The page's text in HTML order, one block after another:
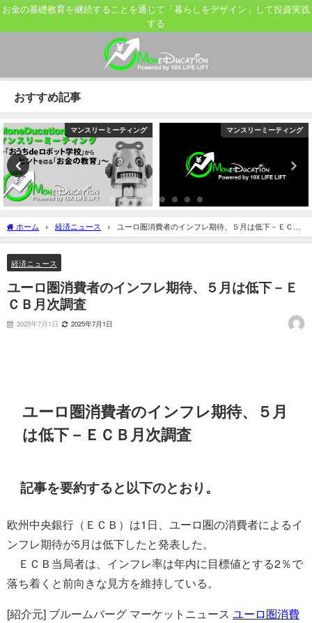
お金の基礎教育を継続することを通じて「暮らしをデザイン」して投資実践
する
おすすめ記事
マンスリーミーティング マンスリーミーティング
ホーム 経済ニュース
ユーロ圏消費者のインフレ期待、５月は低下－ＥＣＢ
月次調査
経済ニュース
ユーロ圏消費者のインフレ期待、５月は低下－Ｅ
ＣＢ月次調査
2025年7月1日 2025年7月1日
ユーロ圏消費者のインフレ期待、５月
は低下－ＥＣＢ月次調査
記事を要約すると以下のとおり。
欧州中央銀行（ＥＣＢ）は1日、ユーロ圏の消費者によるイ
ンフレ期待が5月は低下したと発表した。
ＥＣＢ当局者は、インフレ率は年内に目標値とする2％で
落ち着くと前向きな見方を維持している。
[紹介元] ブルームバーグ マーケットニュース ユーロ圏消費